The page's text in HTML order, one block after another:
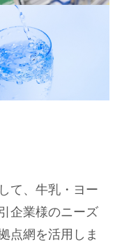
て、牛乳・ヨー
企業様のニーズ
点網を活用しま